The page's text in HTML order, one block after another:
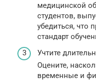
медицинской
студентов,
убедиться, что
стандарт
Учтите
Оцените,
временные и